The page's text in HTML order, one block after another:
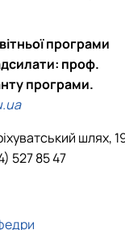
програми
проф.
програми.
шлях,
527 85 47